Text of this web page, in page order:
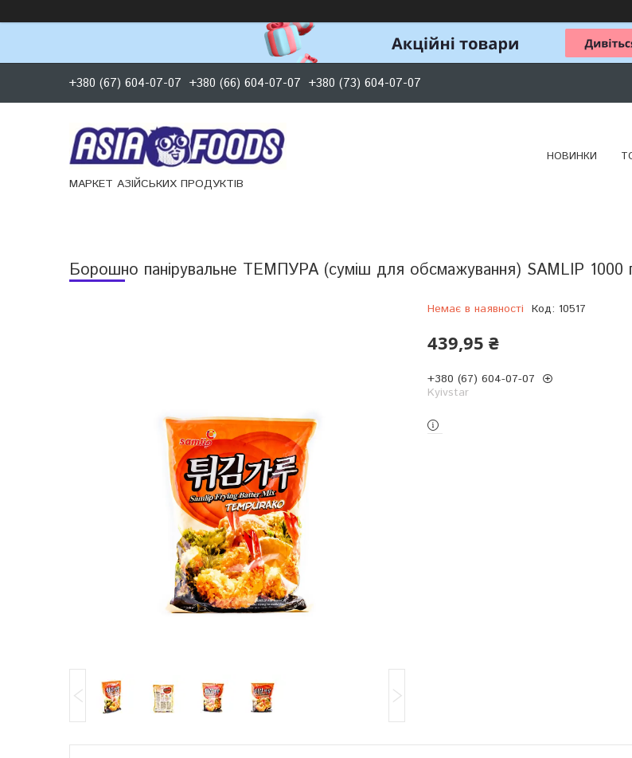
+380 (67) 604-07-07 +380 (66) 604-07-07 +380 (73) 604-07-07
МАРКЕТ АЗІЙСЬКИХ ПРОДУКТІВ
НОВИНКИ
Борошно панірувальне ТЕМПУРА (суміш для обсмажування) SAMLIP 1000
Немає в наявності Код: 10517
439,95 ₴
+380 (67) 604-07-07
Kyivstar